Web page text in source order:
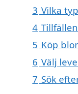
3 Vilka
4
5 Köp
6 Välj
7 Sök